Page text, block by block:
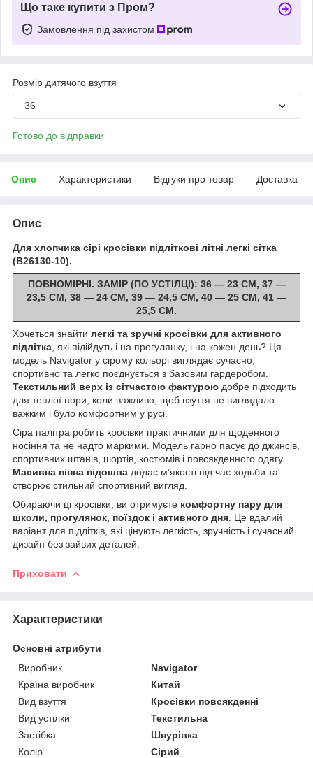
Що таке купити з Пром?
Замовлення під захистом
Розмір дитячого взуття
36
Готово до відправки
Опис Характеристики Відгуки про товар Доставка
Опис
Для хлопчика сірі кросівки підліткові літні легкі сітка
(B26130-10).
ПОВНОМІРНІ. ЗАМІР (ПО УСТІЛЦІ): 36 — 23 СМ, 37 —
23,5 СМ, 38 — 24 СМ, 39 — 24,5 СМ, 40 — 25 СМ, 41 —
25,5 СМ.
Хочеться знайти легкі та зручні кросівки для активного
підлітка , які підійдуть і на прогулянку, і на кожен день? Ця
модель Navigator у сірому кольорі виглядає сучасно,
спортивно та легко поєднується з базовим гардеробом.
Текстильний верх із сітчастою фактурою добре підходить
для теплої пори, коли важливо, щоб взуття не виглядало
важким і було комфортним у русі.
Сіра палітра робить кросівки практичними для щоденного
носіння та не надто маркими. Модель гарно пасує до джинсів,
спортивних штанів, шортів, костюмів і повсякденного одягу.
Масивна пінна підошва додає м’якості під час ходьби та
створює стильний спортивний вигляд.
Обираючи ці кросівки, ви отримуєте комфортну пару для
школи, прогулянок, поїздок і активного дня . Це вдалий
варіант для підлітків, які цінують легкість, зручність і сучасний
дизайн без зайвих деталей.
Приховати
Характеристики
Основні атрибути
Виробник
Navigator
Країна виробник
Китай
Вид взуття
Кросівки повсякденні
Вид устілки
Текстильна
Застібка
Шнурівка
Колір
Сірий